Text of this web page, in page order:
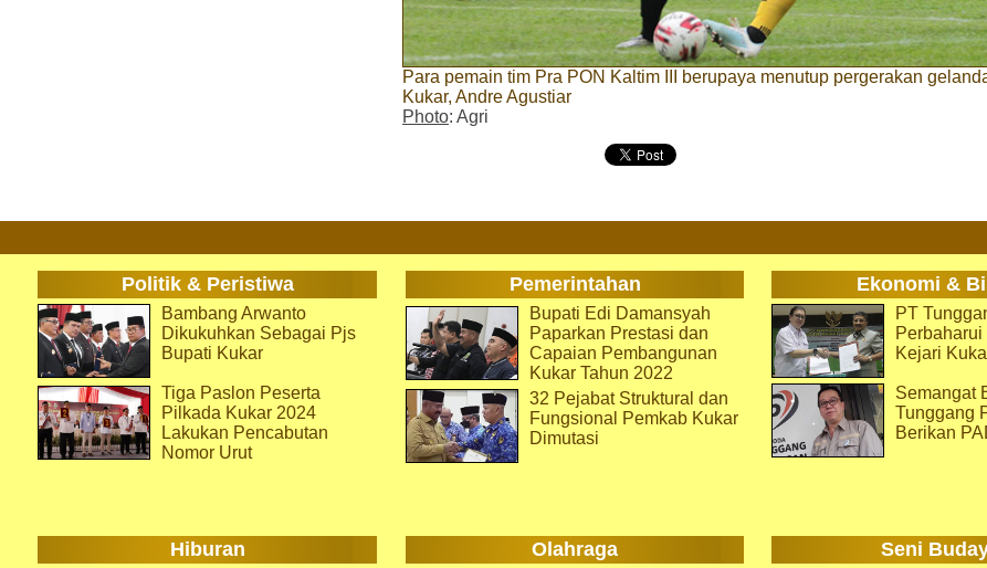
Para pemain tim Pra PON Kaltim III berupaya menutup pergerakan
Kukar, Andre Agustiar
Photo: Agri
Politik & Peristiwa Pemerintahan Ekonomi &
Bambang Arwanto
Dikukuhkan Sebagai Pjs
Bupati Kukar
Tiga Paslon Peserta
Pilkada Kukar 2024
Lakukan Pencabutan
Nomor Urut
Bupati Edi Damansyah
Paparkan Prestasi dan
Capaian Pembangunan
Kukar Tahun 2022
32 Pejabat Struktural dan
Fungsional Pemkab Kukar
Dimutasi
PT
Kejari
Semangat
Tunggang
Berikan
Hiburan Olahraga Seni